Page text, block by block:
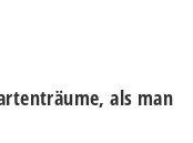
als man